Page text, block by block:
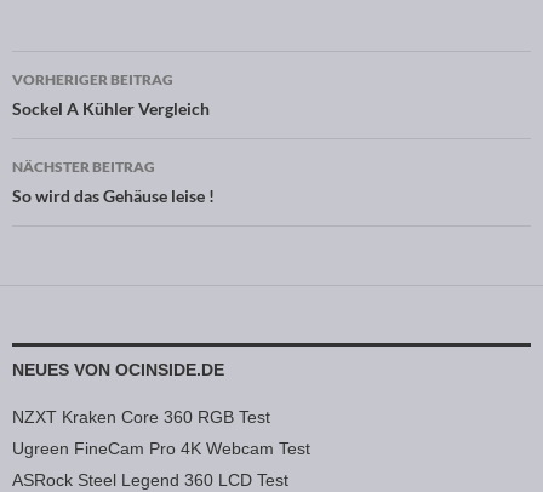
Beitragsnavigation
VORHERIGER BEITRAG
Sockel A Kühler Vergleich
NÄCHSTER BEITRAG
So wird das Gehäuse leise !
NEUES VON OCINSIDE.DE
NZXT Kraken Core 360 RGB Test
Ugreen FineCam Pro 4K Webcam Test
ASRock Steel Legend 360 LCD Test